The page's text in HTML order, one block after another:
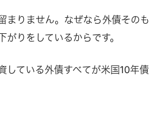
まりません。なぜなら外債そのも
りをしているからです。
している外債すべてが米国10年債